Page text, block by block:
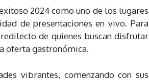
2024 como uno de los lugares
de presentaciones en vivo. Para
de quienes buscan disfrutar
oferta gastronómica.
vibrantes, comenzando con sus